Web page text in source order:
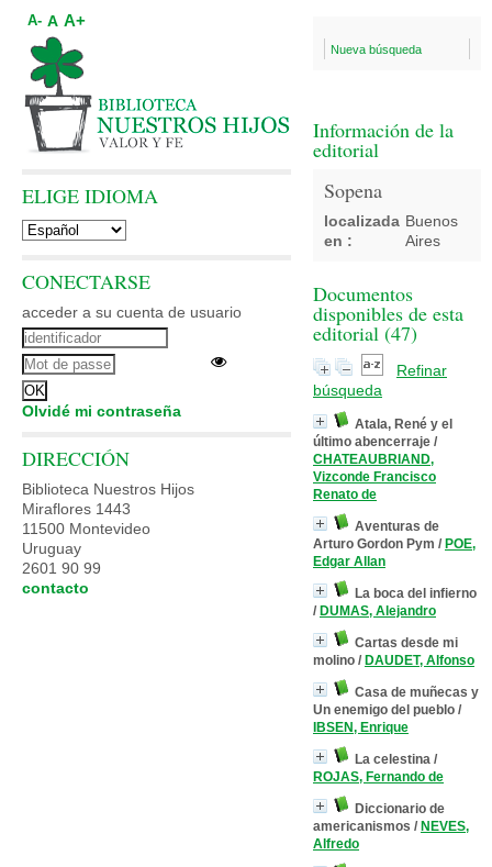
Nueva búsqueda
Información de la
editorial
Sopena
localizada
en :
Buenos
Aires
Documentos
disponibles de esta
editorial (47)
Refinar
búsqueda
Atala, René y el
último abencerraje /
CHATEAUBRIAND,
Vizconde Francisco
Renato de
Aventuras de
Arturo Gordon Pym / POE,
Edgar Allan
La boca del infierno
/ DUMAS, Alejandro
Cartas desde mi
molino / DAUDET, Alfonso
Casa de muñecas y
Un enemigo del pueblo /
IBSEN, Enrique
La celestina /
ROJAS, Fernando de
Diccionario de
americanismos / NEVES,
Alfredo
A- A A+
ELIGE IDIOMA
CONECTARSE
acceder a su cuenta de usuario
Olvidé mi contraseña
DIRECCIÓN
Biblioteca Nuestros Hijos
Miraflores 1443
11500 Montevideo
Uruguay
2601 90 99
contacto